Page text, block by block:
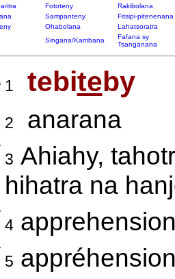
Fototeny
Rakibolana
Sampanteny
Fitsipi-pitenenana
Ohabolana
Lahatsoratra
Singana/Kambana
Fafana sy
Tsanganana
1 tebiteby
2 anarana
3 Ahiahy,
hihatra na
4
5